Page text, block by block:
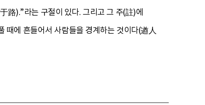
).”라는 구절이 있다. 그리고 그 주(註)에
때에 흔들어서 사람들을 경계하는 것이다(遒人